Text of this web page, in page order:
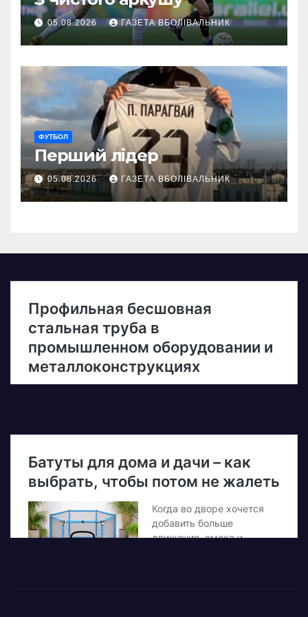
05.08.2026 ГАЗЕТА ВБОЛІВАЛЬНИК
ФУТБОЛ
Перший лідер
05.08.2026 ГАЗЕТА ВБОЛІВАЛЬНИК